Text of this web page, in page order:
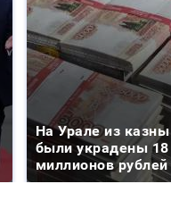
На Урале из казны
были украдены 18
миллионов рублей